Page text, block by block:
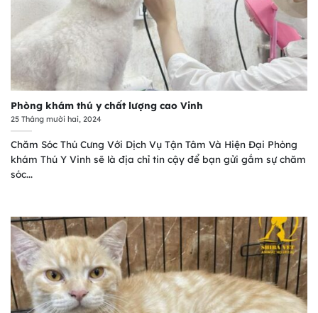
Phòng khám thú y chất lượng cao Vinh
25 Tháng mười hai, 2024
Chăm Sóc Thú Cưng Với Dịch Vụ Tận Tâm Và Hiện Đại Phòng
khám Thú Y Vinh sẽ là địa chỉ tin cậy để bạn gửi gắm sự chăm
sóc...